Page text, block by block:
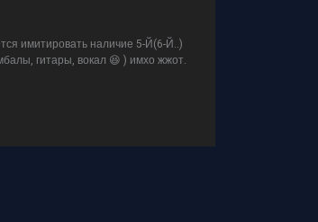
имитировать наличие 5-Й(6-Й..)
гитары, вокал 😆 ) имхо жжот.